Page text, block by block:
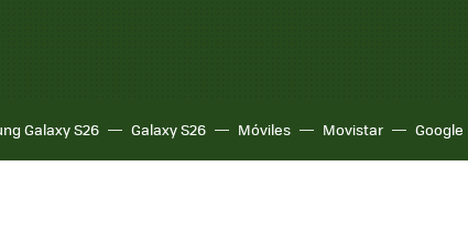
Galaxy S26 Galaxy S26 Móviles Movistar